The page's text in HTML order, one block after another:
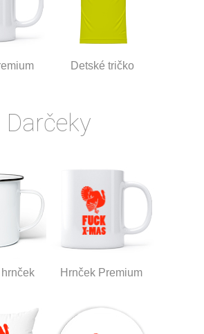
Detské tričko
Darčeky
Hrnček Premium